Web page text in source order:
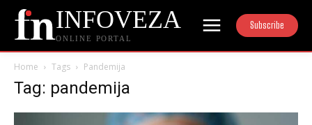
INFOVEZA
ONLINE PORTAL
Subscribe
Home Tags Pandemija
Tag: pandemija